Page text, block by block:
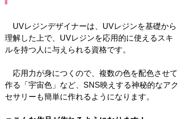
UVレジンデザイナーは、UVレジンを基礎から
理解した上で、UVレジンを応用的に使えるスキ
ルを持つ人に与えられる資格です。
応用力が身につくので、複数の色を配色させて
作る「宇宙色」など、SNS映えする神秘的なアク
セサリーも簡単に作れるようになります。